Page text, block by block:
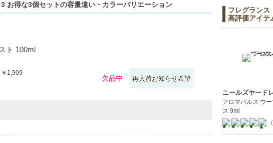
明はこちら）
お得な3個セットの容量違い・カラーバリエーション
ト 100ml
1,909
欠品中 再入荷お知らせ希望
フレグランス
高評価アイテ
ニールズヤード
アロマパルス ウ
ス 9ml